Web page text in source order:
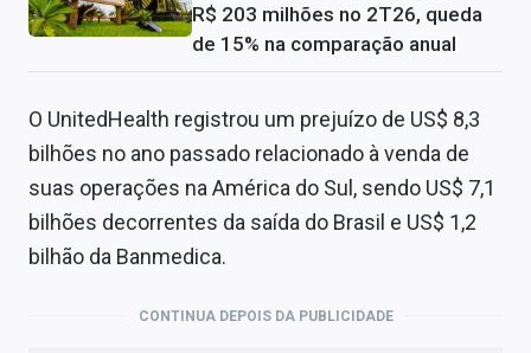
R$ 203 milhões no 2T26, queda
de 15% na comparação anual
O UnitedHealth registrou um prejuízo de US$ 8,3
bilhões no ano passado relacionado à venda de
suas operações na América do Sul, sendo US$ 7,1
bilhões decorrentes da saída do Brasil e US$ 1,2
bilhão da Banmedica.
CONTINUA DEPOIS DA PUBLICIDADE